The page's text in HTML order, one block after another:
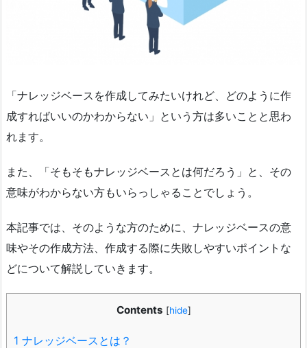
「ナレッジベースを作成してみたいけれど、どのように作
成すればいいのかわからない」という方は多いことと思わ
れます。
また、「そもそもナレッジベースとは何だろう」と、その
意味がわからない方もいらっしゃることでしょう。
本記事では、そのような方のために、ナレッジベースの意
味やその作成方法、作成する際に失敗しやすいポイントな
どについて解説していきます。
Contents [hide]
1 ナレッジベースとは？